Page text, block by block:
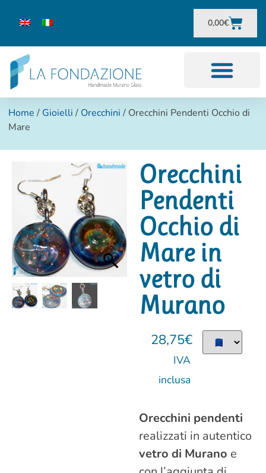
0,00€
Home / Gioielli / Orecchini / Orecchini Pendenti Occhio di
Mare
Orecchini
Pendenti
Occhio di
Mare in
vetro di
Murano
28,75€
IVA
inclusa
Orecchini pendenti
realizzati in autentico
vetro di Murano e